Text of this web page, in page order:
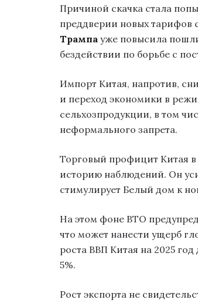
Причиной скачка стала
преддверии новых тарифов
Трампа уже повысила
бездействии по борьбе с
Импорт Китая, напротив,
и переход экономики в
сельхозпродукции, в том
неформального запрета.
Торговый профицит Китая
историю наблюдений. Он
стимулирует Белый дом к
На этом фоне ВТО
что может нанести ущерб
роста ВВП Китая на 2025
5%.
Рост экспорта не